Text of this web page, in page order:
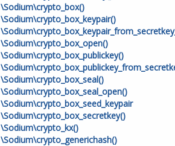
\Sodium\crypto_box()
\Sodium\crypto_box_keypair()
\Sodium\crypto_box_open()
\Sodium\crypto_box_publickey()
\Sodium\crypto_box_seal()
\Sodium\crypto_box_seal_open()
\Sodium\crypto_box_seed_keypair
\Sodium\crypto_box_secretkey()
\Sodium\crypto_kx()
\Sodium\crypto_generichash()